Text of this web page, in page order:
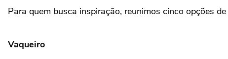
Para quem busca inspiração, reunimos cinco opções de
Vaqueiro